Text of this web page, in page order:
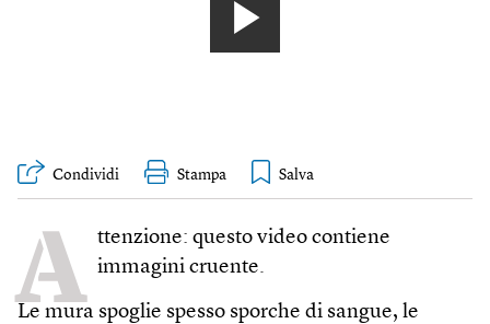
Condividi Stampa
A ttenzione: questo video contiene
immagini cruente.
Le mura spoglie spesso sporche di sangue, le